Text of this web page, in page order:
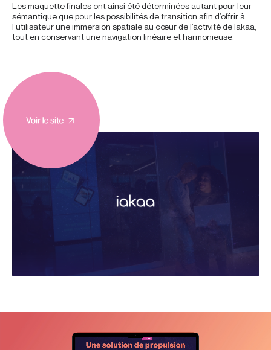
Les maquette finales ont ainsi été déterminées autant pour leur
sémantique que pour les possibilités de transition afin d’offrir à
l’utilisateur une immersion spatiale au cœur de l’activité de Iakaa,
tout en conservant une navigation linéaire et harmonieuse.